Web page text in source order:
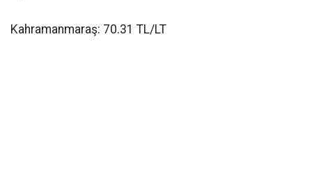
Kahramanmaraş: 70.31 TL/LT